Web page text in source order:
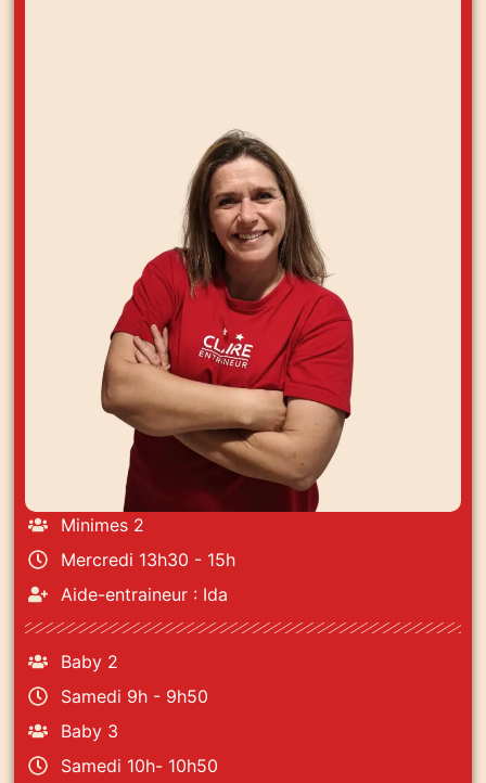
Minimes 2
Mercredi 13h30 - 15h
Aide-entraineur : Ida
Baby 2
Samedi 9h - 9h50
Baby 3
Samedi 10h- 10h50